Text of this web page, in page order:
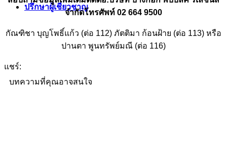
ปรึกษาผู้เชี่ยวชาญ
จำกัดโทรศัพท์ 02 664 9500
กัณฑิชา บุญโพธิ์แก้ว (ต่อ 112) ภัตติมา ก้อนฝ้าย (ต่อ 113) หรือ
ปานตา พูนทรัพย์มณี (ต่อ 116)
แชร์:
บทความที่คุณอาจสนใจ